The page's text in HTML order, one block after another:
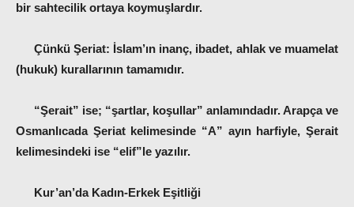
bir sahtecilik ortaya koymuşlardır.
Çünkü Şeriat: İslam’ın inanç, ibadet, ahlak ve muamelat
(hukuk) kurallarının tamamıdır.
“Şerait” ise; “şartlar, koşullar” anlamındadır. Arapça ve
Osmanlıcada Şeriat kelimesinde “A” ayın harfiyle, Şerait
kelimesindeki ise “elif”le yazılır.
Kur’an’da Kadın-Erkek Eşitliği